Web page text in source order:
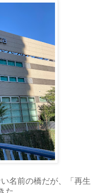
名前の橋だが、「再生
た。